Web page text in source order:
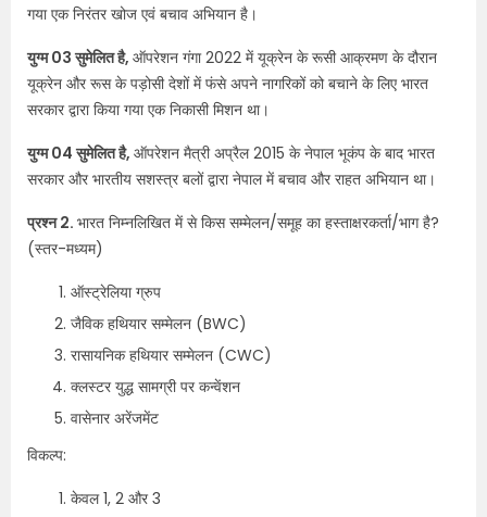
गया एक निरंतर खोज एवं बचाव अभियान है।
युग्म 03 सुमेलित है, ऑपरेशन गंगा 2022 में यूक्रेन के रूसी आक्रमण के दौरान
यूक्रेन और रूस के पड़ोसी देशों में फंसे अपने नागरिकों को बचाने के लिए भारत
सरकार द्वारा किया गया एक निकासी मिशन था।
युग्म 04 सुमेलित है, ऑपरेशन मैत्री अप्रैल 2015 के नेपाल भूकंप के बाद भारत
सरकार और भारतीय सशस्त्र बलों द्वारा नेपाल में बचाव और राहत अभियान था।
प्रश्न 2. भारत निम्नलिखित में से किस सम्मेलन/समूह का हस्ताक्षरकर्ता/भाग है?
(स्तर-मध्यम)
ऑस्ट्रेलिया ग्रुप
जैविक हथियार सम्मेलन (BWC)
रासायनिक हथियार सम्मेलन (CWC)
क्लस्टर युद्ध सामग्री पर कन्वेंशन
वासेनार अरेंजमेंट
विकल्प:
केवल 1, 2 और 3